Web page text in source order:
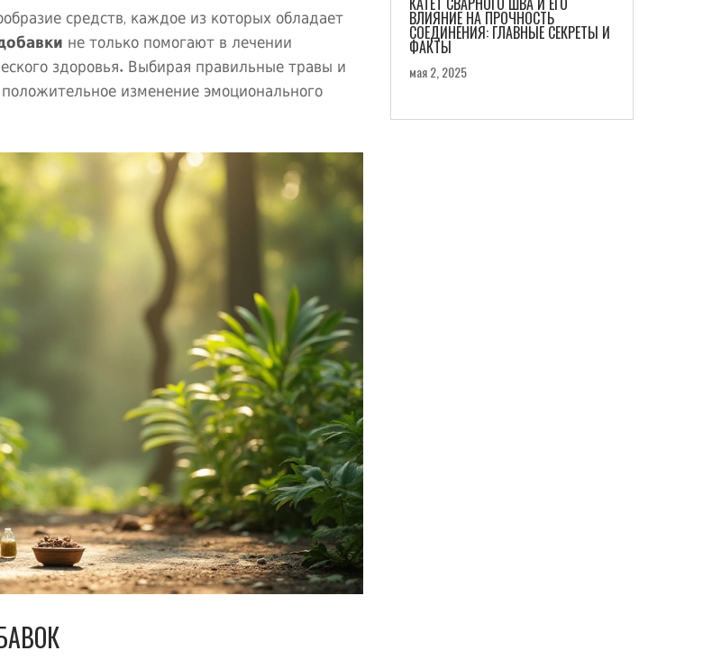
средств, каждое из которых обладает
не только помогают в лечении
здоровья. Выбирая правильные травы и
изменение эмоционального
ВЛИЯНИЕ НА ПРОЧНОСТЬ
СОЕДИНЕНИЯ: ГЛАВНЫЕ СЕКРЕТЫ И
ФАКТЫ
мая 2, 2025